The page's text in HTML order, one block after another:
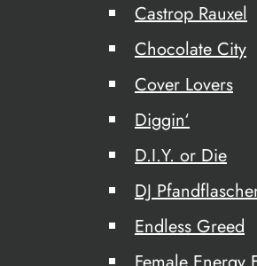
Castrop Rauxel
Chocolate City
Cover Lovers
Diggin‘
D.I.Y. or Die
DJ
Endless Greed